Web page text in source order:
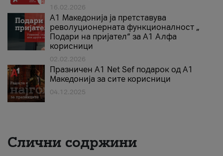
16.02.2026
А1 Македонија ја претставува
револуционерната функционалност „
Подари на пријател“ за А1 Алфа
корисници
02.02.2026
Празничен A1 Net Sеf подарок од А1
Македонија за сите корисници
04.12.2025
Слични содржини